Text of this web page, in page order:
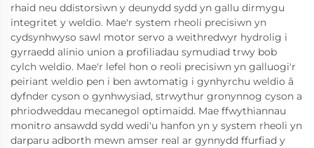
rhaid neu ddistorsiwn y deunydd sydd yn gallu dirmygu
integritet y weldio. Mae'r system rheoli precisiwn yn
cydsynhwyso sawl motor servo a weithredwyr hydrolig i
gyrraedd alinio union a profiliadau symudiad trwy bob
cylch weldio. Mae'r lefel hon o reoli precisiwn yn galluogi'r
peiriant weldio pen i ben awtomatig i gynhyrchu weldio â
dyfnder cyson o gynhwysiad, strwythur gronynnog cyson a
phriodweddau mecanegol optimaidd. Mae ffwythiannau
monitro ansawdd sydd wedi'u hanfon yn y system rheoli yn
darparu adborth mewn amser real ar gynnydd ffurfiad y